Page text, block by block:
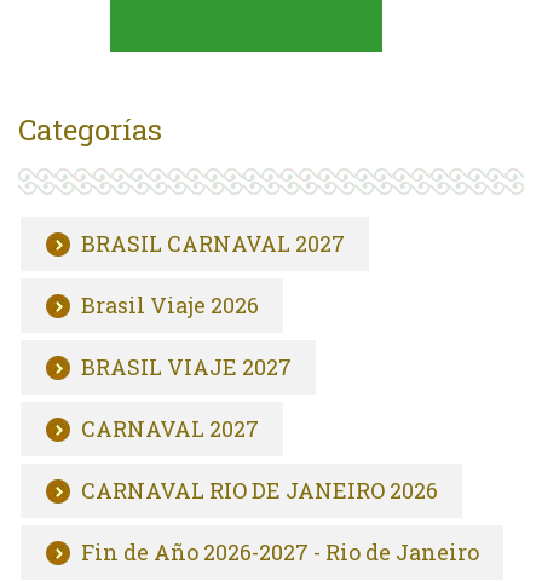
Categorías
BRASIL CARNAVAL 2027
Brasil Viaje 2026
BRASIL VIAJE 2027
CARNAVAL 2027
CARNAVAL RIO DE JANEIRO 2026
Fin de Año 2026-2027 - Rio de Janeiro